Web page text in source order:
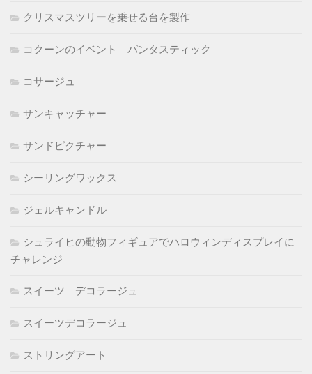
クリスマスツリーを乗せる台を製作
コクーンのイベント パンタスティック
コサージュ
サンキャッチャー
サンドピクチャー
シーリングワックス
ジェルキャンドル
シュライヒの動物フィギュアでハロウィンディスプレイに
チャレンジ
スイーツ デコラージュ
スイーツデコラージュ
ストリングアート